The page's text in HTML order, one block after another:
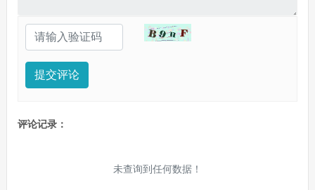
提交评论
评论记录：
未查询到任何数据！